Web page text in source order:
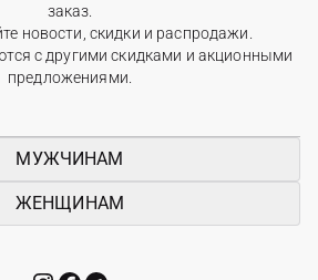
заказ.
новости, скидки и распродажи.
с другими скидками и акционными
предложениями.
МУЖЧИНАМ
ЖЕНЩИНАМ